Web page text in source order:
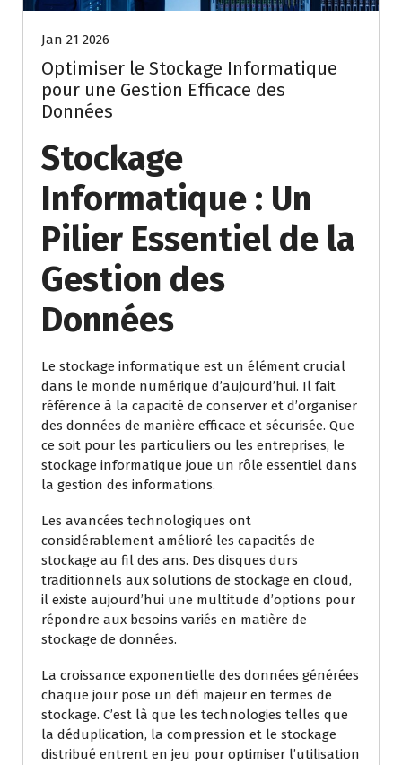
Jan 21 2026
Optimiser le Stockage Informatique
pour une Gestion Efficace des
Données
Stockage
Informatique : Un
Pilier Essentiel de la
Gestion des
Données
Le stockage informatique est un élément crucial
dans le monde numérique d’aujourd’hui. Il fait
référence à la capacité de conserver et d’organiser
des données de manière efficace et sécurisée. Que
ce soit pour les particuliers ou les entreprises, le
stockage informatique joue un rôle essentiel dans
la gestion des informations.
Les avancées technologiques ont
considérablement amélioré les capacités de
stockage au fil des ans. Des disques durs
traditionnels aux solutions de stockage en cloud,
il existe aujourd’hui une multitude d’options pour
répondre aux besoins variés en matière de
stockage de données.
La croissance exponentielle des données générées
chaque jour pose un défi majeur en termes de
stockage. C’est là que les technologies telles que
la déduplication, la compression et le stockage
distribué entrent en jeu pour optimiser l’utilisation